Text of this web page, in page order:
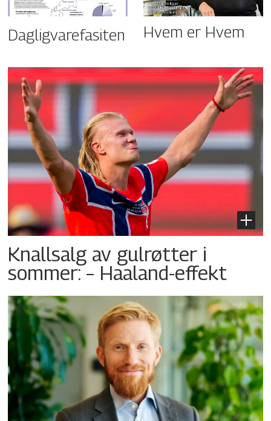
Dagligvarefasiten Hvem er Hvem
Knallsalg av gulrøtter i
sommer: – Haaland-effekt